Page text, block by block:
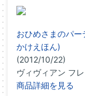
おひめさまのパ
かけえほん)
(2012/10/22)
ヴィヴィアン フ
商品詳細を見る